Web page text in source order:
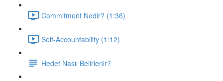
Commitment Nedir? (1:36)
Self-Accountability (1:12)
Hedef Nasıl Belirlenir?